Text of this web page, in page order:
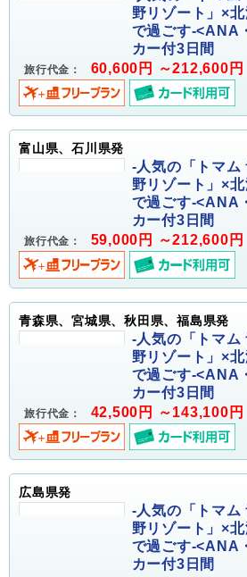
野リゾート」×
で過ごす-<ANA
カー付3日間
旅行代金： 60,600円 ～212,600円
富山県、石川県発
-人気の「トマム
野リゾート」×
で過ごす-<ANA
カー付3日間
旅行代金： 59,000円 ～212,600円
青森県、宮城県、秋田県、福島県発
-人気の「トマム
野リゾート」×
で過ごす-<ANA
カー付3日間
旅行代金： 42,500円 ～143,100円
広島県発
-人気の「トマム
野リゾート」×
で過ごす-<ANA
カー付3日間